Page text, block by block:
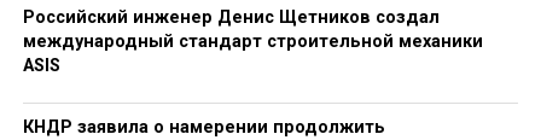
Российский инженер Денис Щетников создал
международный стандарт строительной механики
ASIS
КНДР заявила о намерении продолжить